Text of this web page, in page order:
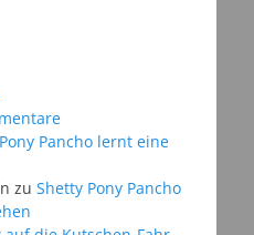
Pancho lernt eine
zu Shetty Pony Pancho